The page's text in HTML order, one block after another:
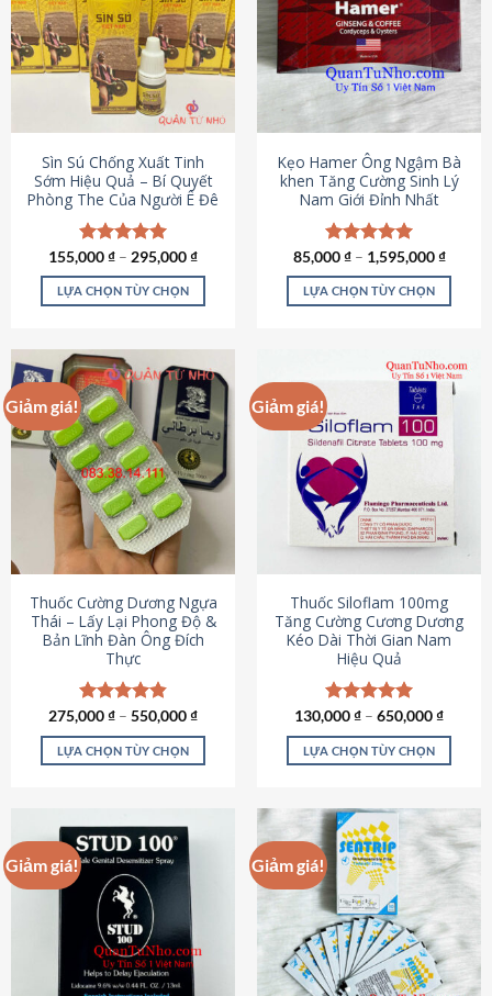
thể.
Các
tùy
chọn
có
thể
được
chọn
trên
trang
sản
phẩm
Sìn Sú Chống Xuất Tinh
Sớm Hiệu Quả – Bí Quyết
Phòng The Của Người Ê Đê
Được xếp
hạng4.95
5 sao
155,000₫ – 295,000₫
LỰA CHỌN TÙY CHỌN
này
có
nhiều
biến
thể.
Các
tùy
chọn
có
thể
chọn
trên
trang
sản
phẩm
Kẹo Hamer Ông Ngậm Bà
khen Tăng Cường Sinh Lý
Nam Giới Đỉnh Nhất
Được xếp
hạng5.00
5 sao
85,000₫– 1,595,000₫
LỰA CHỌN TÙY CHỌN
này
nhiều
biến
tùy
chọn
có
được
chọn
trên
trang
sản
phẩm
Giảm giá!
Thuốc Cường Dương Ngựa
Thái – Lấy Lại Phong Độ &
Bản Lĩnh Đàn Ông Đích
Thực
Được xếp
hạng4.87
5 sao
275,000₫ – 550,000₫
LỰA CHỌN TÙY CHỌN
có
nhiều
biến
thể.
Các
tùy
chọn
Giảm giá!
Thuốc Siloflam 100mg
Tăng Cường Cương Dương
Kéo Dài Thời Gian Nam
Hiệu Quả
Được xếp
hạng5.00
5 sao
130,000₫ – 650,000₫
LỰA CHỌN TÙY CHỌN
này
có
nhiều
biến
thể.
Các
tùy
chọn
Giảm giá! Giảm giá!